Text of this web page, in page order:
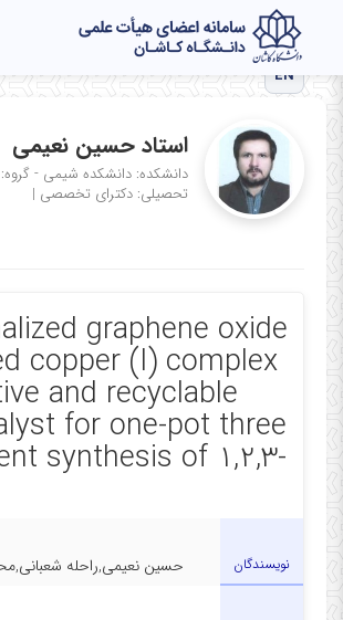
EN
استاد حسین نعیمی
دانشکده: دانشکده شیمی -
تحصیلی: دکترای تخصصی |
graphene oxide
copper (I) complex
and recyclable
for one-pot three
synthesis of 1,2,3-
نویسندگان حسین نعیمی,راحله